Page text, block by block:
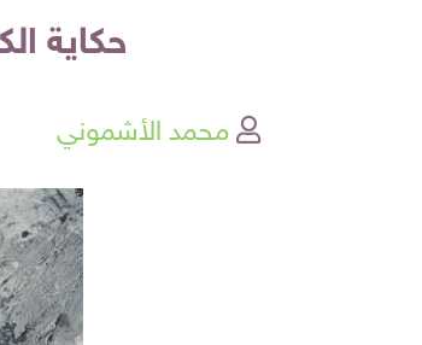
حكاية
محمد الأشموني